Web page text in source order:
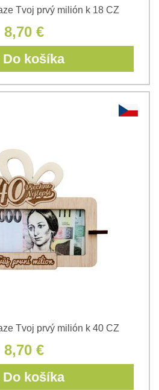
Tvoj prvý milión k 18 CZ
8,70 €
košíka
Tvoj prvý milión k 40 CZ
8,70 €
košíka